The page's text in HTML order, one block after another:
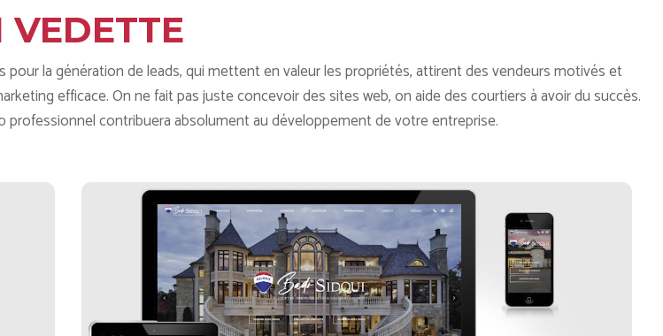
VEDETTE
la génération de leads, qui mettent en valeur les propriétés, attirent des vendeurs motivés et
efficace. On ne fait pas juste concevoir des sites web, on aide des courtiers à avoir du succès.
contribuera absolument au développement de votre entreprise.